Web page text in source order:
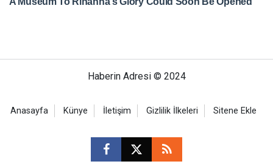
Haberin Adresi © 2024
Anasayfa Künye İletişim Gizlilik İlkeleri Sitene Ekle